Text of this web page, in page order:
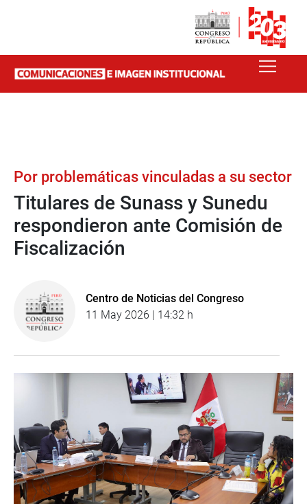
Por problemáticas vinculadas a su sector
Titulares de Sunass y Sunedu
respondieron ante Comisión de
Fiscalización
Centro de Noticias del Congreso
11 May 2026 | 14:32 h